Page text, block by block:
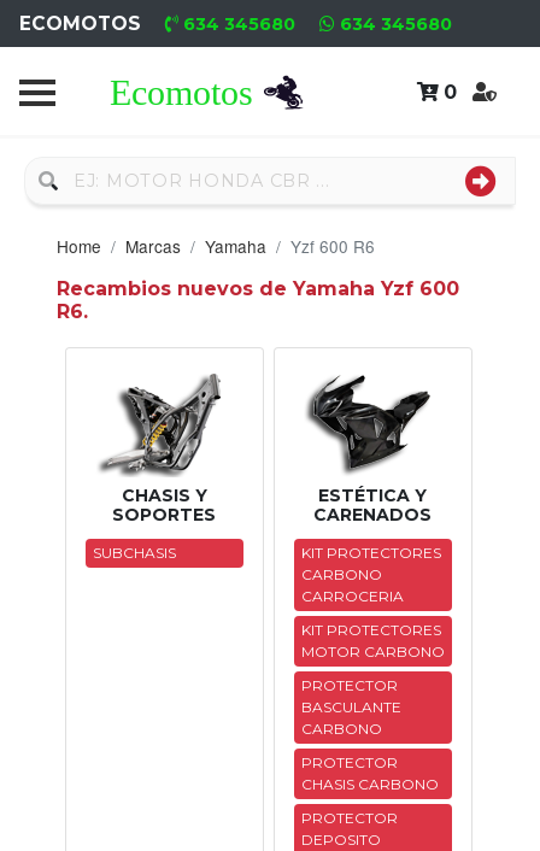
ECOMOTOS 634 345680 634 345680
0
Home
Usado
Neumáticos
Campa
Nuevos
Motores
Usados
Tasaciones
Home Marcas Yamaha Yzf 600 R6
Recambios nuevos de Yamaha Yzf 600
R6.
CHASIS Y
SOPORTES
SUBCHASIS
ESTÉTICA Y
CARENADOS
KIT PROTECTORES
CARBONO
CARROCERIA
KIT PROTECTORES
MOTOR CARBONO
PROTECTOR
BASCULANTE
CARBONO
PROTECTOR
CHASIS CARBONO
PROTECTOR
DEPOSITO